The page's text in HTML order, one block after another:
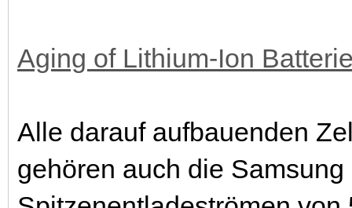
Aging of Lithium-Ion
Alle darauf aufbauenden
gehören auch die